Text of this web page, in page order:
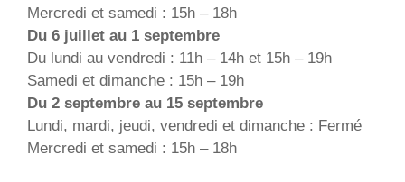
Mercredi et samedi : 15h – 18h
Du 6 juillet au 1 septembre
Du lundi au vendredi : 11h – 14h et 15h – 19h
Samedi et dimanche : 15h – 19h
Du 2 septembre au 15 septembre
Lundi, mardi, jeudi, vendredi et dimanche : Fermé
Mercredi et samedi : 15h – 18h